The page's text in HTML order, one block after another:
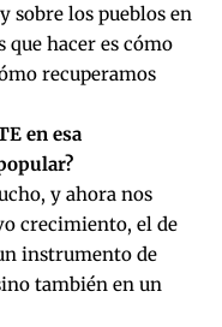
sobre los pueblos en
que hacer es cómo
recuperamos
en esa
y ahora nos
crecimiento, el de
instrumento de
también en un